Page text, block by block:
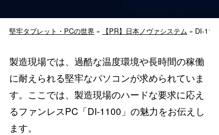
堅牢タブレット・PCの世界 » 【PR】日本ノヴァシステム » DI-
製造現場では、過酷な温度環境や長時間の稼働
に耐えられる堅牢なパソコンが求められていま
す。ここでは、製造現場のハードな要求に応え
るファンレスPC「DI-1100」の魅力をお伝えし
ます。